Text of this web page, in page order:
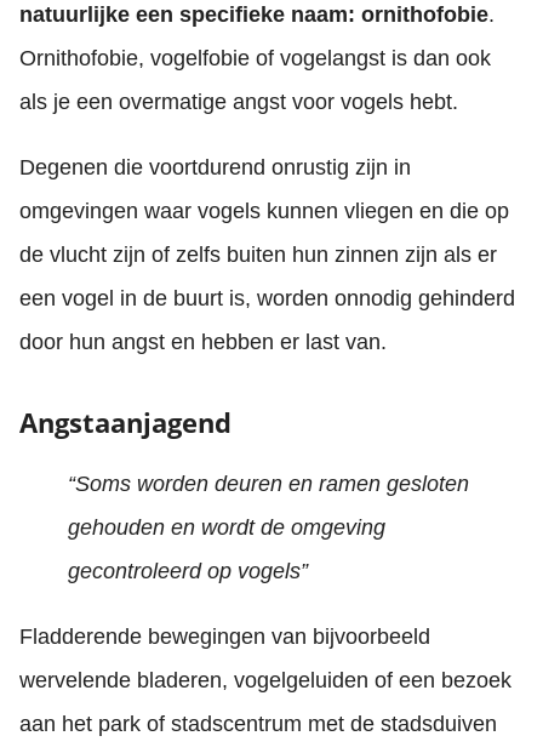
natuurlijke een specifieke naam: ornithofobie.
Ornithofobie, vogelfobie of vogelangst is dan ook
als je een overmatige angst voor vogels hebt.
Degenen die voortdurend onrustig zijn in
omgevingen waar vogels kunnen vliegen en die op
de vlucht zijn of zelfs buiten hun zinnen zijn als er
een vogel in de buurt is, worden onnodig gehinderd
door hun angst en hebben er last van.
Angstaanjagend
“Soms worden deuren en ramen gesloten
gehouden en wordt de omgeving
gecontroleerd op vogels”
Fladderende bewegingen van bijvoorbeeld
wervelende bladeren, vogelgeluiden of een bezoek
aan het park of stadscentrum met de stadsduiven